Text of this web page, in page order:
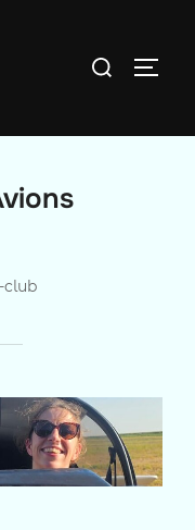
Rechercher :
club